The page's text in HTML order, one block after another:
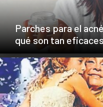
Parches para el
qué son tan